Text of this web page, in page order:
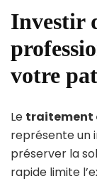
Investir
votre
Le traitement
représente un
préserver la
rapide limite